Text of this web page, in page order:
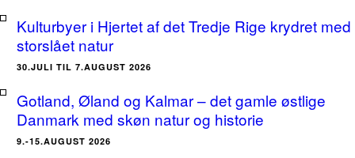
Kulturbyer i Hjertet af det Tredje Rige krydret med
storslået natur
30.JULI TIL 7.AUGUST 2026
Gotland, Øland og Kalmar – det gamle østlige
Danmark med skøn natur og historie
9.-15.AUGUST 2026